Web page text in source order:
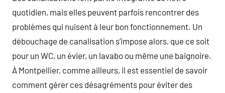
quotidien, mais elles peuvent parfois rencontrer des
problèmes qui nuisent à leur bon fonctionnement. Un
débouchage de canalisation s’impose alors, que ce soit
pour un WC, un évier, un lavabo ou même une baignoire.
À Montpellier, comme ailleurs, il est essentiel de savoir
comment gérer ces désagréments pour éviter des